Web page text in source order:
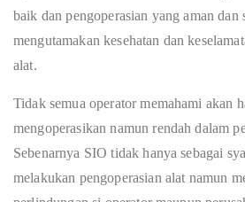
baik dan pengoperasian yang aman dan
mengutamakan kesehatan dan
alat.
Tidak semua operator memahami akan
mengoperasikan namun rendah dalam
Sebenarnya SIO tidak hanya sebagai
melakukan pengoperasian alat namun